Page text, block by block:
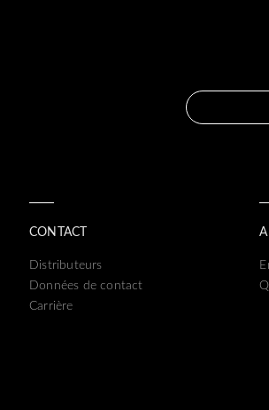
CONTACT
Distributeurs
Données de contact
Carrière